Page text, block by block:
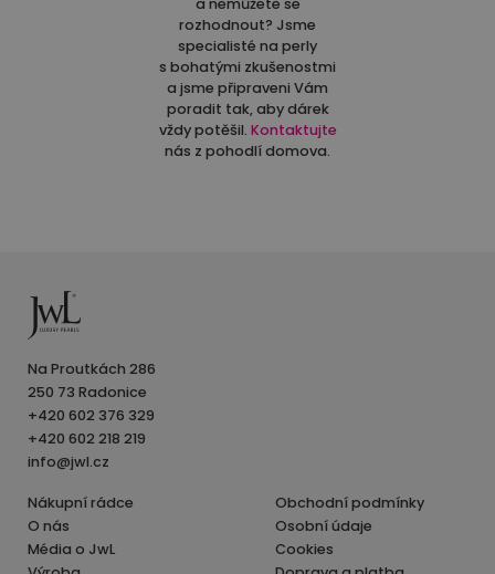
a nemůžete se
rozhodnout? Jsme
specialisté na perly
s bohatými zkušenostmi
a jsme připraveni Vám
poradit tak, aby dárek
vždy potěšil. Kontaktujte
nás z pohodlí domova.
Na Proutkách 286
250 73 Radonice
+420 602 376 329
+420 602 218 219
info@jwl.cz
Nákupní rádce
O nás
Média o JwL
Obchodní podmínky
Osobní údaje
Cookies